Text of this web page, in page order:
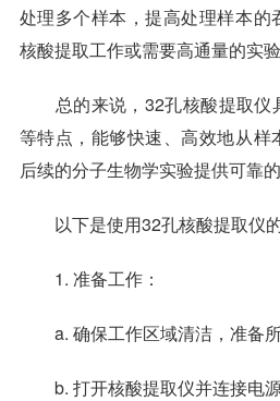
处理多个样本，提高处理样本的
核酸提取工作或需要高通量的实验
总的来说，32孔核酸提取仪
等特点，能够快速、高效地从样
后续的分子生物学实验提供可靠的
以下是使用32孔核酸提取仪的
1. 准备工作：
a. 确保工作区域清洁，准备
b. 打开核酸提取仪并连接电